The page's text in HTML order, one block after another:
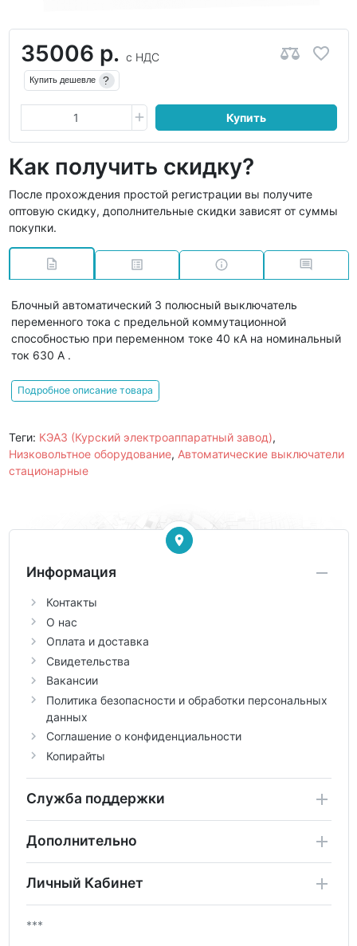
35006 р. с НДС
Купить дешевле ?
Купить
Как получить скидку?
После прохождения простой регистрации вы получите
оптовую скидку, дополнительные скидки зависят от суммы
покупки.
Блочный автоматический 3 полюсный выключатель
переменного тока с предельной коммутационной
способностью при переменном токе 40 кА на номинальный
ток 630 А .
Подробное описание товара
Теги: КЭАЗ (Курский электроаппаратный завод),
Низковольтное оборудование, Автоматические выключатели
стационарные
Информация
Контакты
О нас
Оплата и доставка
Свидетельства
Вакансии
Политика безопасности и обработки персональных
данных
Соглашение о конфиденциальности
Копирайты
Служба поддержки
Дополнительно
Личный Кабинет
***